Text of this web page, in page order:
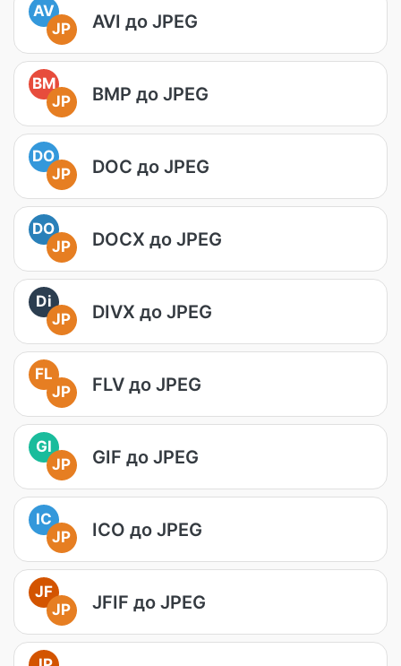
AV
JP
AVI до JPEG
BM
JP
BMP до JPEG
DO
JP
DOC до JPEG
DO
JP
DOCX до JPEG
Di
JP
DIVX до JPEG
FL
JP
FLV до JPEG
GI
JP
GIF до JPEG
IC
JP
ICO до JPEG
JF
JP
JFIF до JPEG